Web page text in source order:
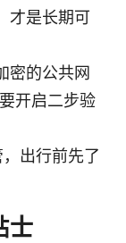
才是长期可
密的公共网
开启二步验
出行前先了
士